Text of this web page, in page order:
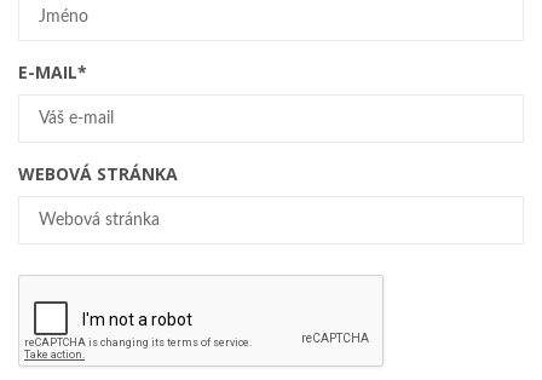
E-MAIL*
WEBOVÁ STRÁNKA